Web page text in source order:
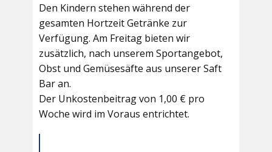
Den Kindern stehen während der
gesamten Hortzeit Getränke zur
Verfügung. Am Freitag bieten wir
zusätzlich, nach unserem Sportangebot,
Obst und Gemüsesäfte aus unserer Saft
Bar an.
Der Unkostenbeitrag von 1,00 € pro
Woche wird im Voraus entrichtet.